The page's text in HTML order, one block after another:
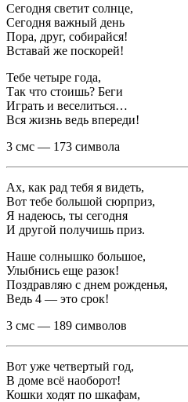
Сегодня светит солнце,
Сегодня важный день
Пора, друг, собирайся!
Вставай же поскорей!
Тебе четыре года,
Так что стоишь? Беги
Играть и веселиться…
Вся жизнь ведь впереди!
3 смс — 173 символа
Ах, как рад тебя я видеть,
Вот тебе большой сюрприз,
Я надеюсь, ты сегодня
И другой получишь приз.
Наше солнышко большое,
Улыбнись еще разок!
Поздравляю с днем рожденья,
Ведь 4 — это срок!
3 смс — 189 символов
Вот уже четвертый год,
В доме всё наоборот!
Кошки ходят по шкафам,